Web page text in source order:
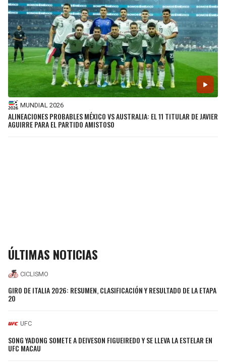
MUNDIAL 2026
ALINEACIONES PROBABLES MÉXICO VS AUSTRALIA: EL 11 TITULAR DE JAVIER
AGUIRRE PARA EL PARTIDO AMISTOSO
ÚLTIMAS NOTICIAS
CICLISMO
GIRO DE ITALIA 2026: RESUMEN, CLASIFICACIÓN Y RESULTADO DE LA ETAPA
20
UFC
SONG YADONG SOMETE A DEIVESON FIGUEIREDO Y SE LLEVA LA ESTELAR EN
UFC MACAU